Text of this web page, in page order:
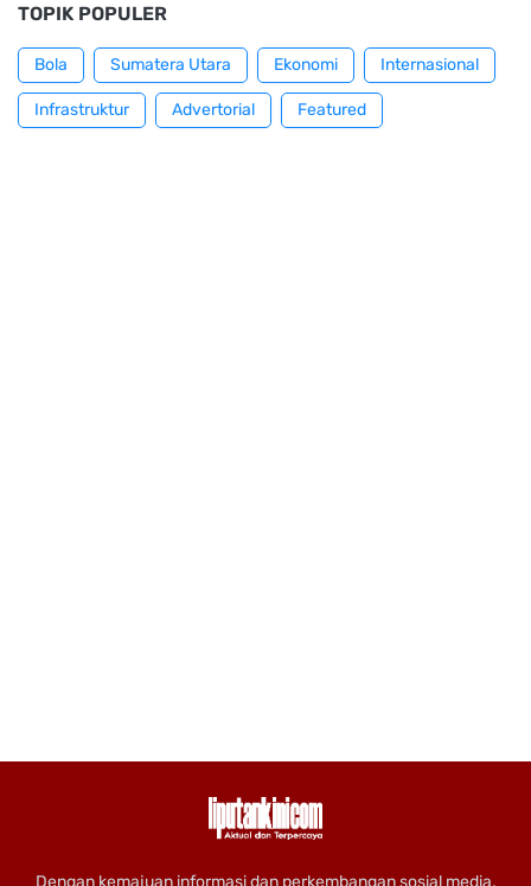
TOPIK POPULER
Bola Sumatera Utara Ekonomi Internasional
Infrastruktur Advertorial Featured
Dengan kemajuan informasi dan perkembangan sosial media,